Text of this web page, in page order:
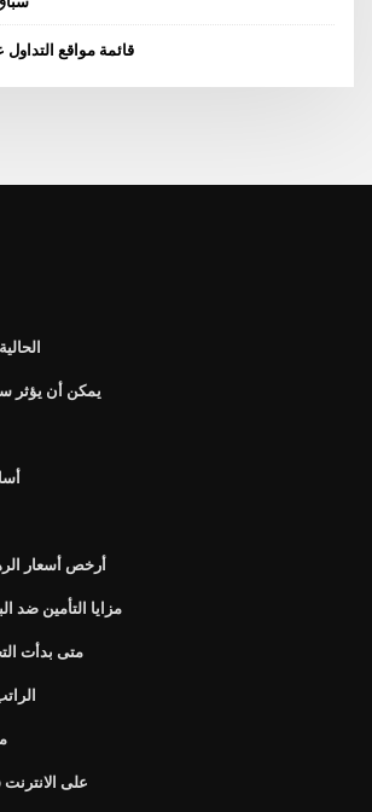
قائمة مواقع التداول
الحالية
يمكن أن يؤثر
أرخص أسعار
مزايا التأمين ضد
متى بدأت
نعم فتح حساب البنك sb على الانترنت